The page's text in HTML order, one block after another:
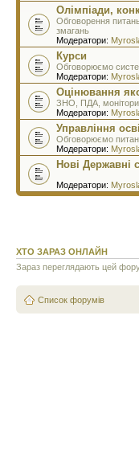
Олімпіади,
Обговорення
змагань
Модератори:
Курси
Обговорюємо
Модератори:
Оцінювання
ЗНО, ПДА,
Модератори:
Управління
Обговорюємо
Модератори:
Нові Державні
Модератори:
ХТО ЗАРАЗ ОНЛАЙН
Зараз переглядають цей
Список форумів